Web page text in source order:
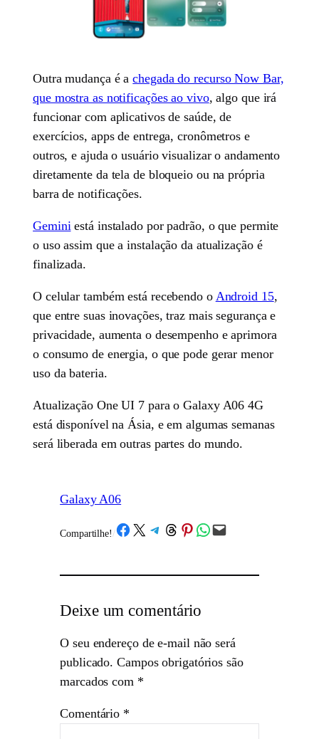
Outra mudança é achegada do recurso Now Bar,
que mostra as notificações ao vivo, algo que irá
funcionar com aplicativos de saúde, de
exercícios, apps de entrega, cronômetros e
outros, e ajuda o usuário visualizar o andamento
diretamente da tela de bloqueio ou na própria
barra de notificações.
Gemini está instalado por padrão, o que permite
o uso assim que a instalação da atualização é
finalizada.
O celular também está recebendo o Android 15,
que entre suas inovações, traz mais segurança e
privacidade, aumenta o desempenho e aprimora
o consumo de energia, o que pode gerar menor
uso da bateria.
Atualização One UI 7 para o Galaxy A06 4G
está disponível na Ásia, e em algumas semanas
será liberada em outras partes do mundo.
Galaxy A06
Compartilhe! /Share on Facebook
Share on X Share on Telegram
Share on Threads
Share on Pinterest
Share on WhatsApp
Email this Page
Deixe um comentário
O seu endereço de e-mail não será
publicado. Campos obrigatórios são
marcados com *
Comentário *